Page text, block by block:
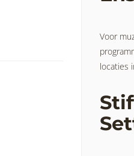
Voor
locaties